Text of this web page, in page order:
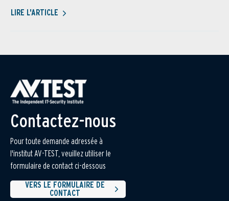
LIRE L'ARTICLE
Contactez-nous
Pour toute demande adressée à
l'institut AV-TEST, veuillez utiliser le
formulaire de contact ci-dessous
VERS LE FORMULAIRE DE
CONTACT